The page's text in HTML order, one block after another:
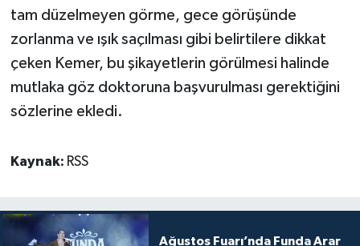
tam düzelmeyen görme, gece görüşünde
zorlanma ve ışık saçılması gibi belirtilere dikkat
çeken Kemer, bu şikayetlerin görülmesi halinde
mutlaka göz doktoruna başvurulması gerektiğini
sözlerine ekledi.
Kaynak: RSS
Ağustos Fuarı’nda Funda Arar